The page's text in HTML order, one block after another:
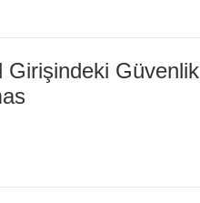
Girişindeki Güvenlik